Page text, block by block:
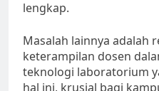
lengkap.
Masalah lainnya adalah
keterampilan dosen
teknologi laboratorium
hal ini, krusial bagi